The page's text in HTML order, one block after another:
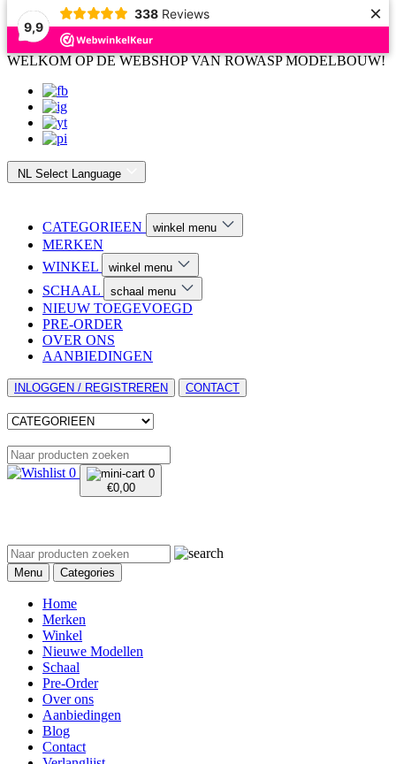
9,9
338 Reviews ×
WELKOM OP DE WEBSHOP VAN ROWASP MODELBOUW!
NL Select Language
CATEGORIEEN winkel menu
MERKEN
WINKEL
winkel menu
SCHAAL schaal menu
NIEUW TOEGEVOEGD
PRE-ORDER
OVER ONS
AANBIEDINGEN
INLOGGEN / REGISTREREN CONTACT
0
0
€0,00
Menu Categories
Home
Merken
Winkel
Nieuwe Modellen
Schaal
Pre-Order
Over ons
Aanbiedingen
Blog
Contact